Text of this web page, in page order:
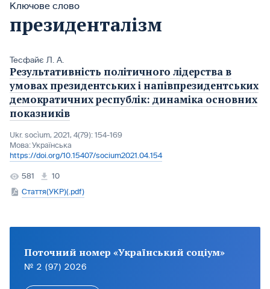
Ключове слово
президенталізм
Тесфайє Л. А.
Результативність політичного лідерства в
умовах президентських і напівпрезидентських
демократичних республік: динаміка основних
показників
Ukr. socìum, 2021, 4(79): 154-169
Мова:Українська
https://doi.org/10.15407/socium2021.04.154
581
10
Стаття(УКР)(.pdf)
Поточний номер «Український соціум»
№ 2 (97) 2026